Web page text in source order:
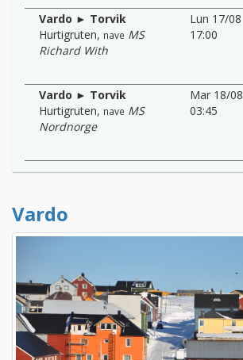
Vardo ► Torvik
Hurtigruten, nave MS
Richard With
Lun 17/08
17:00
Vardo ► Torvik
Hurtigruten, nave MS
Nordnorge
Mar 18/08
03:45
Vardo